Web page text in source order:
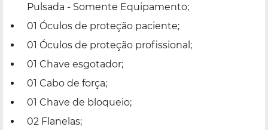
Pulsada - Somente Equipamento;
01 Óculos de proteção paciente;
01 Óculos de proteção profissional;
01 Chave esgotador;
01 Cabo de força;
01 Chave de bloqueio;
02 Flanelas;